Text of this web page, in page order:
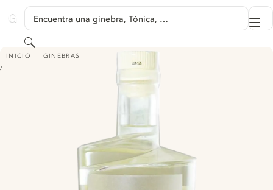
GINVENTORY
Encuentra una ginebra, Tónica, …
Buscar
INICIO GINEBRAS
BE8 ITALIAN PREMIUM GIN